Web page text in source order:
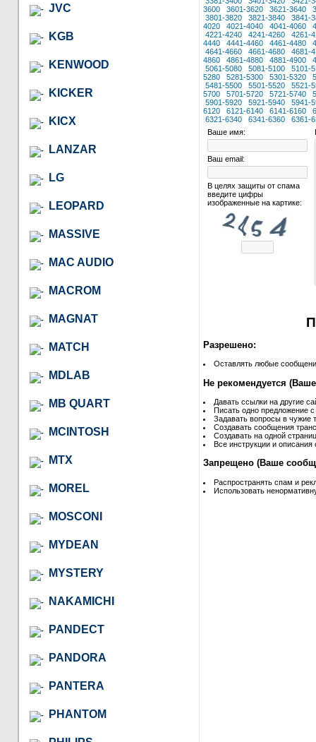
JVC
KGB
KENWOOD
KICKER
KICX
LANZAR
LG
LEOPARD
MASSIVE
MAC AUDIO
MACROM
MAGNAT
MATCH
MDLAB
MB QUART
MCINTOSH
MTX
MOREL
MOSCONI
MYDEAN
MYSTERY
NAKAMICHI
PANDECT
PANDORA
PANTERA
PHANTOM
3600
3601-3620 3621-3640
3801-3820
3821-3840
3841-
4020
4021-4040 4041-4060
4221-4240
4241-4260
4261-
4440
4441-4460 4461-4480
4641-4660
4661-4680
4681-
4860
4861-4880 4881-4900
5061-5080
5081-5100
5101-
5280
5281-5300 5301-5320
5481-5500
5501-5520
5521-
5700
5701-5720 5721-5740
5901-5920
5921-5940
5941-
6120
6121-6140 6141-6160
6321-6340
6341-6360
6361-
Ваше имя:
Ваш email:
В целях защиты от спама
введите цифры
изображенные на картике:
Разрешено:
Оставлять любые
Не рекомендуется
Давать ссылки на другие
Писать одно предложение
Задавать вопросы в чужие
Создавать сообщения
Создавать на одной
Все инструкции и описания
Запрещено (Ваше
Распространять спам и
Использовать